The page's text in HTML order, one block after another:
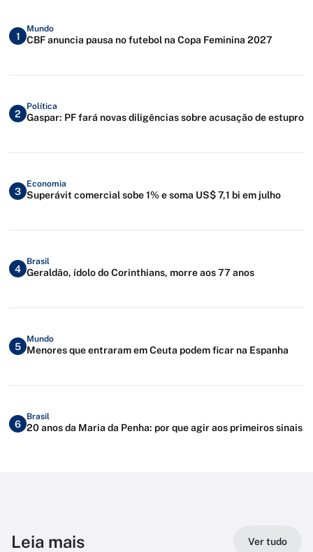
1
Mundo
CBF anuncia pausa no futebol na Copa Feminina 2027
2
Política
Gaspar: PF fará novas diligências sobre acusação de estupro
3
Economia
Superávit comercial sobe 1% e soma US$ 7,1 bi em julho
4
Brasil
Geraldão, ídolo do Corinthians, morre aos 77 anos
5
Mundo
Menores que entraram em Ceuta podem ficar na Espanha
6
Brasil
20 anos da Maria da Penha: por que agir aos primeiros sinais
Leia mais Ver tudo